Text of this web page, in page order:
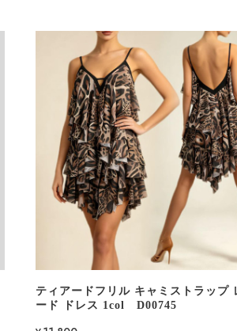
ティアードフリル キャミストラップ
ード ドレス 1col D00745